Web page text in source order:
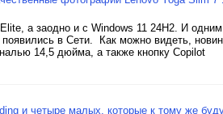
а заодно и с Windows 11 24H2. И
появились в Сети. Как можно видеть,
14,5 дюйма, а также кнопку Copilot
и четыре малых, которые к тому же